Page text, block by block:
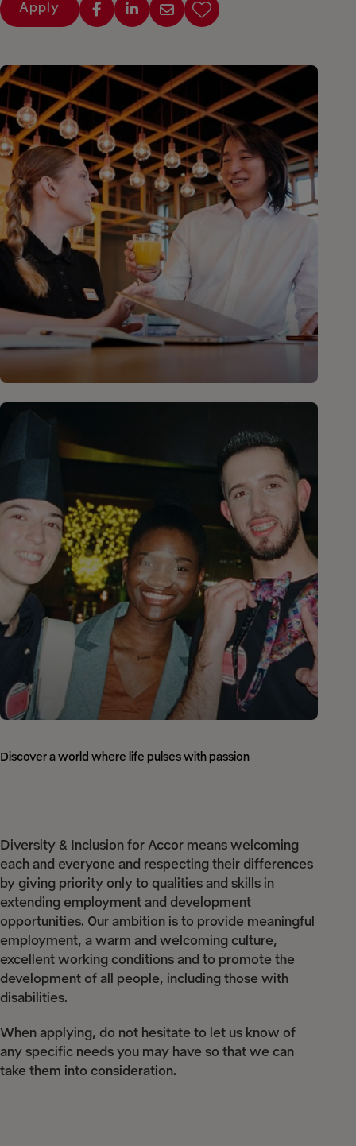
Apply
Discover a world where life pulses with passion
Diversity & Inclusion for Accor means welcoming
each and everyone and respecting their differences
by giving priority only to qualities and skills in
extending employment and development
opportunities. Our ambition is to provide meaningful
employment, a warm and welcoming culture,
excellent working conditions and to promote the
development of all people, including those with
disabilities.
When applying, do not hesitate to let us know of
any specific needs you may have so that we can
take them into consideration.